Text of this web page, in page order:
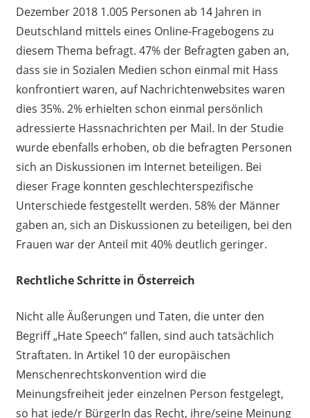
Dezember 2018 1.005 Personen ab 14 Jahren in
Deutschland mittels eines Online-Fragebogens zu
diesem Thema befragt. 47% der Befragten gaben an,
dass sie in Sozialen Medien schon einmal mit Hass
konfrontiert waren, aufNachrichtenwebsites waren
dies 35%. 2% erhielten schon einmal persönlich
adressierte Hassnachrichten per Mail. In der Studie
wurde ebenfalls erhoben, ob die befragten Personen
sich an Diskussionen im Internet beteiligen. Bei
dieser Frage konnten geschlechterspezifische
Unterschiede festgestellt werden. 58% der Männer
gaben an, sich an Diskussionen zu beteiligen, bei den
Frauen war der Anteil mit 40% deutlich geringer.
Rechtliche Schritte in Österreich
Nichtalle Äußerungen und Taten, die unter den
Begriff „Hate Speech“ fallen, sind auch tatsächlich
Straftaten. In Artikel 10 der europäischen
Menschenrechtskonvention wird die
Meinungsfreiheit jeder einzelnen Person festgelegt,
so hat jede/r BürgerIn das Recht, ihre/seine Meinung